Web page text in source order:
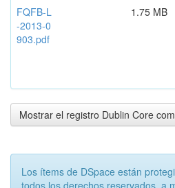
FQFB-L
-2013-0
903.pdf
1.75 MB
Mostrar el registro Dublin Core
Los ítems de DSpace están
todos los derechos reservados, a